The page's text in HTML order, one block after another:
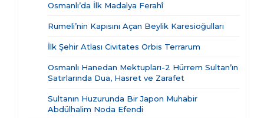
Osmanlı’da İlk Madalya Ferahî
Rumeli’nin Kapısını Açan Beylik Karesioğulları
İlk Şehir Atlası Civitates Orbis Terrarum
Osmanlı Hanedan Mektupları-2 Hürrem Sultan’ın
Satırlarında Dua, Hasret ve Zarafet
Sultanın Huzurunda Bir Japon Muhabir
Abdülhalim Noda Efendi